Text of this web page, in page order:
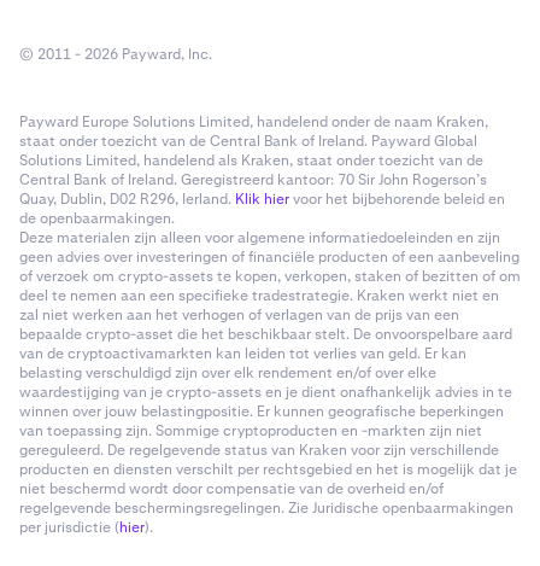
© 2011 - 2026 Payward, Inc.
Payward Europe Solutions Limited, handelend onder de naam Kraken,
staat onder toezicht van de Central Bank of Ireland. Payward Global
Solutions Limited, handelend als Kraken, staat onder toezicht van de
Central Bank of Ireland. Geregistreerd kantoor: 70 Sir John Rogerson’s
Quay, Dublin, D02 R296, Ierland. Klik hiervoor het bijbehorende beleid en
de openbaarmakingen.
Deze materialen zijn alleen voor algemene informatiedoeleinden en zijn
geen advies over investeringen of financiële producten of een aanbeveling
of verzoek om crypto-assets te kopen, verkopen, staken of bezitten of om
deel te nemen aan een specifieke tradestrategie. Kraken werkt niet en
zal niet werken aan het verhogen of verlagen van de prijs van een
bepaalde crypto-asset die het beschikbaar stelt. De onvoorspelbare aard
van de cryptoactivamarkten kan leiden tot verlies van geld. Er kan
belasting verschuldigd zijn over elk rendement en/of over elke
waardestijging van je crypto-assets en je dient onafhankelijk advies in te
winnen over jouw belastingpositie. Er kunnen geografische beperkingen
van toepassing zijn. Sommige cryptoproducten en -markten zijn niet
gereguleerd. De regelgevende status van Kraken voor zijn verschillende
producten en diensten verschilt per rechtsgebied en het is mogelijk dat je
niet beschermd wordt door compensatie van de overheid en/of
regelgevende beschermingsregelingen. Zie Juridische openbaarmakingen
per jurisdictie (hier).